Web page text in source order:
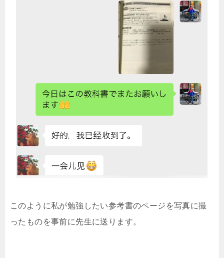
このように私が勉強したい参考書のページを写真に撮
ったものを事前に先生に送ります。